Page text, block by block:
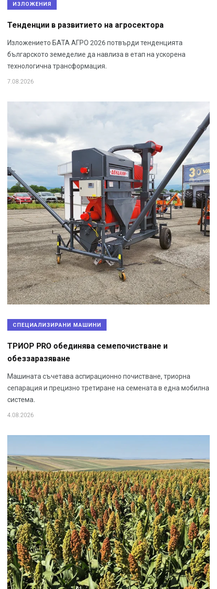
ИЗЛОЖЕНИЯ
Тенденции в развитието на агросектора
Изложението БАТА АГРО 2026 потвърди тенденцията
българското земеделие да навлиза в етап на ускорена
технологична трансформация.
7.08.2026
СПЕЦИАЛИЗИРАНИ МАШИНИ
ТРИОР PRO обединява семепочистване и
обеззаразяване
Машината съчетава аспирационно почистване, триорна
сепарация и прецизно третиране на семената в една мобилна
система.
4.08.2026